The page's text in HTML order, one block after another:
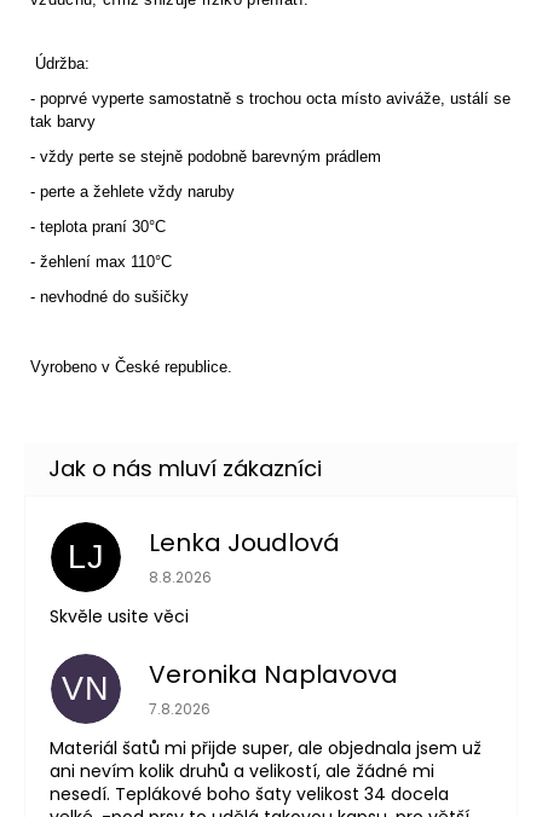
Údržba:
- poprvé vyperte samostatně s trochou octa místo aviváže, ustálí se
tak barvy
- vždy perte se stejně podobně barevným prádlem
- perte a žehlete vždy naruby
- teplota praní 30°C
- žehlení max 110°C
- nevhodné do sušičky
Vyrobeno v České republice.
LJ Lenka Joudlová
Hodnocení obchodu je 5 z 5 hvězdiček.
8.8.2026
Skvěle usite věci
VN Veronika Naplavova
Hodnocení obchodu je 4 z 5 hvězdiček.
7.8.2026
Materiál šatů mi přijde super, ale objednala jsem už
ani nevím kolik druhů a velikostí, ale žádné mi
nesedí. Teplákové boho šaty velikost 34 docela